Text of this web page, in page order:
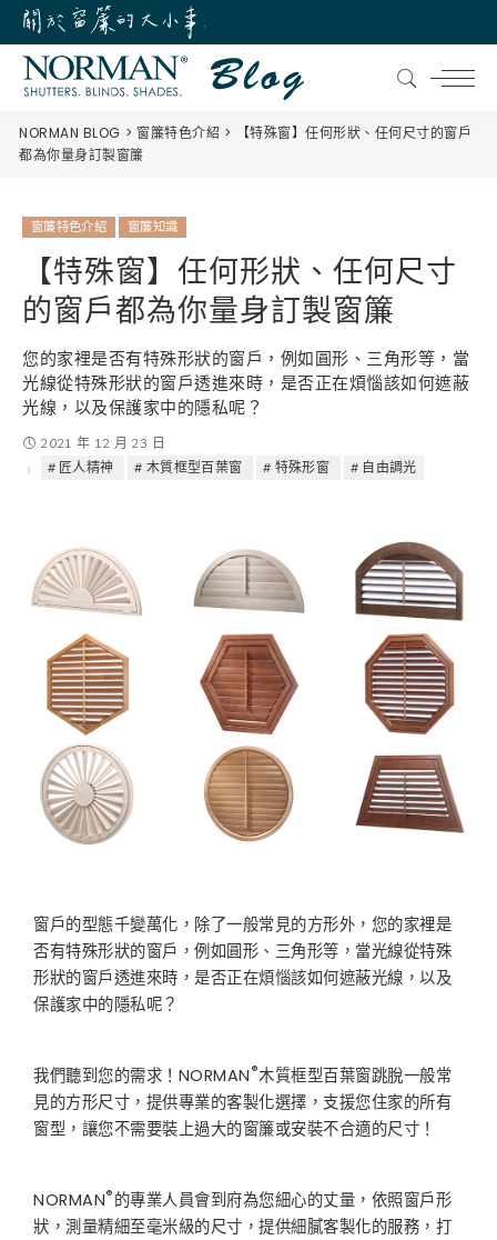
NORMAN BLOG 窗簾特色介紹
【特殊窗】任何形狀、任何尺寸的窗戶
都為你量身訂製窗簾
窗簾特色介紹 窗簾知識
【特殊窗】任何形狀、任何尺寸
的窗戶都為你量身訂製窗簾
您的家裡是否有特殊形狀的窗戶，例如圓形、三角形等，當
光線從特殊形狀的窗戶透進來時，是否正在煩惱該如何遮蔽
光線，以及保護家中的隱私呢？
2021 年 12 月 23 日
匠人精神
木質框型百葉窗 特殊形窗 自由調光
窗戶的型態千變萬化，除了一般常見的方形外，您的家裡是
否有特殊形狀的窗戶，例如圓形、三角形等，當光線從特殊
形狀的窗戶透進來時，是否正在煩惱該如何遮蔽光線，以及
保護家中的隱私呢？
我們聽到您的需求！NORMAN ®木質框型百葉窗跳脫一般常
見的方形尺寸，提供專業的客製化選擇，支援您住家的所有
窗型，讓您不需要裝上過大的窗簾或安裝不合適的尺寸！
NORMAN® 的專業人員會到府為您細心的丈量，依照窗戶形
狀，測量精細至毫米級的尺寸，提供細膩客製化的服務，打